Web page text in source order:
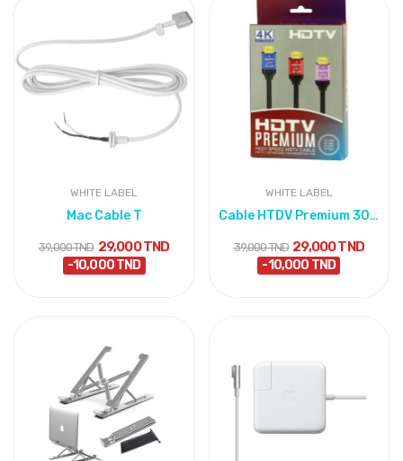
WHITE LABEL
Mac Cable T
39,000 TND 29,000 TND
-10,000 TND
WHITE LABEL
Cable HTDV Premium 30 Mm
39,000 TND 29,000 TND
-10,000 TND